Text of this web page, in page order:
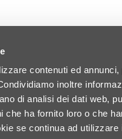
contenuti ed
inoltre
di analisi dei dati web,
che ha fornito loro o che
se continua ad utilizzare